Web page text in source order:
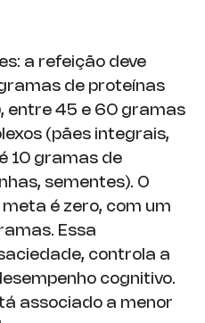
a refeição deve
de proteínas
entre 45 e 60 gramas
(pães integrais,
10 gramas de
sementes). O
é zero, com um
Essa
controla a
cognitivo.
associado a menor